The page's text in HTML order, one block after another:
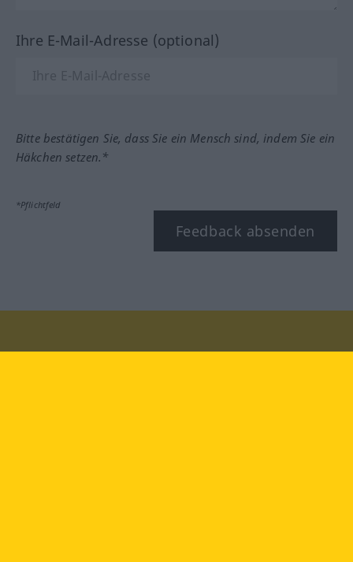
Ihre E-Mail-Adresse (optional)
Bitte bestätigen Sie, dass Sie ein Mensch sind, indem Sie ein
Häkchen setzen.*
*Pflichtfeld
Feedback absenden